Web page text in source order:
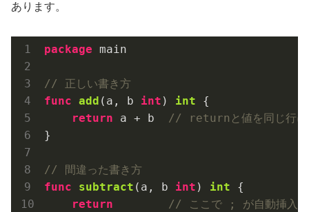
あります。
package main
// 正しい書き方
func add (a, b int ) int {
return a + b // returnと値を同じ行に
}
// 間違った書き方
func
subtract (a, b int ) int {
return
// ここで ; が自動挿入さ